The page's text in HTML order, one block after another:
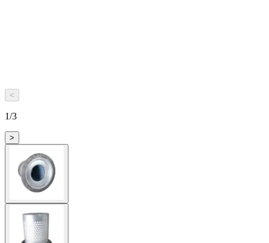
<
1/3
>